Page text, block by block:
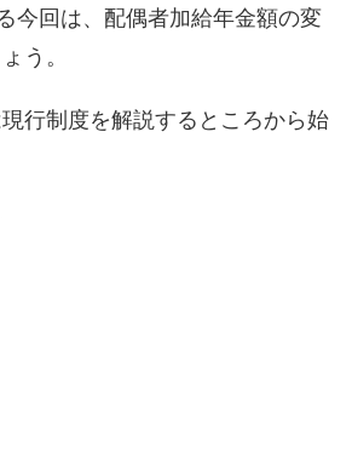
今回は、配偶者加給年金額の変
う。
行制度を解説するところから始